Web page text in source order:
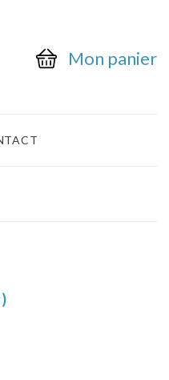
Mon panier